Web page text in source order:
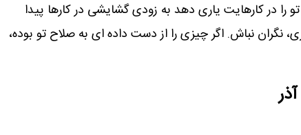
را در کارهایت یاری دهد به زودی گشایشی در کارها پیدا
نگران نباش. اگر چیزی را از دست داده ای به صلاح تو بوده،